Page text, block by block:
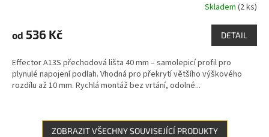
Skladem (2 ks)
od 536 Kč DETAIL
Effector A13S přechodová lišta 40 mm – samolepicí profil pro
plynulé napojení podlah. Vhodná pro překrytí většího výškového
rozdílu až 10 mm. Rychlá montáž bez vrtání, odolné...
ZOBRAZIT VŠECHNY SOUVISEJÍCÍ PRODUKTY